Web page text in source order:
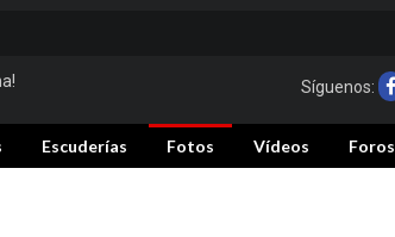
Síguenos:
Escuderías Fotos Vídeos Foros